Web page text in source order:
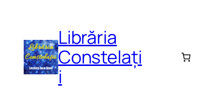
Librăria
Constelați
i